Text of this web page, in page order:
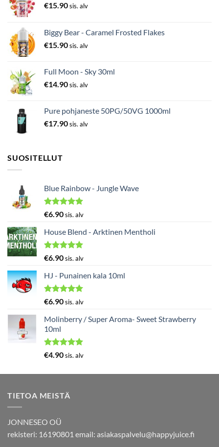
€15.90sis. alv
Biggy Bear - Caramel Frosted Flakes
€15.90sis. alv
Full Moon - Sky 30ml
€14.90sis. alv
Pure pohjaneste 50PG/50VG 1000ml
€17.90sis. alv
SUOSITELLUT
Blue Rainbow - Jungle Wave
Arvostelu
5.00
/ 5
€6.90sis. alv
House Blend - Arktinen Mentholi
Arvostelu
5.00
/ 5
€6.90sis. alv
HJ - Punainen kala 10ml
Arvostelu
5.00/ 5
€6.90sis. alv
Molinberry / Super Aroma- Sweet Strawberry
10ml
Arvostelu
€4.90sis. alv
TIETOA MEISTÄ
JONNESEO OÜ
rekisteri: 16190801 email: asiakaspalvelu@happyjuice.fi